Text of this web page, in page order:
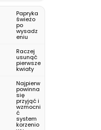
Papryka
świeżo
po
wysadz
eniu
Raczej
usunąć
pierwsze
kwiaty
Najpierw
powinna
się
przyjąć i
wzmocni
ć
system
korzenio